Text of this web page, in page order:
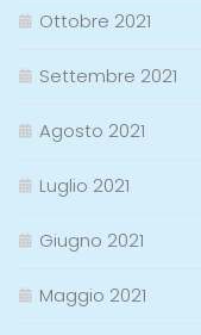
Ottobre 2021
Settembre 2021
Agosto 2021
Luglio 2021
Giugno 2021
Maggio 2021